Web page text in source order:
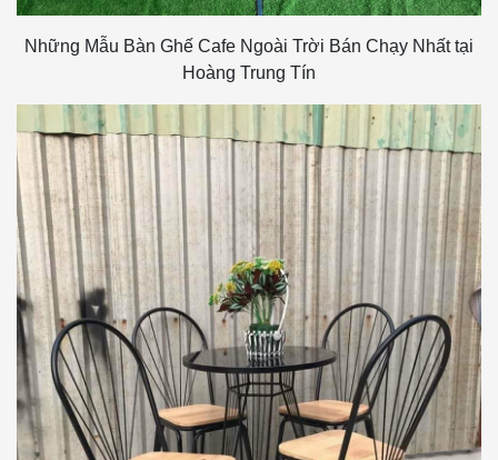
Những Mẫu Bàn Ghế Cafe Ngoài Trời Bán Chạy Nhất tại
Hoàng Trung Tín